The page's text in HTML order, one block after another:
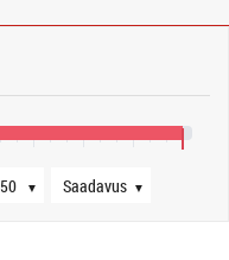
▼
lehel
▼
Saadavus